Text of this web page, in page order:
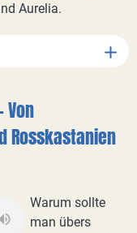
Aurelia.
Von
Rosskastanien
Warum sollte
man übers